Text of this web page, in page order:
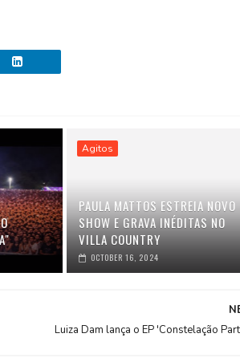
Agitos
PAULA MATTOS ESTREIA NOVO
SHOW E GRAVA INÉDITAS NO
VILLA COUNTRY
OCTOBER 16, 2024
Luiza Dam lança o EP 'Constelação